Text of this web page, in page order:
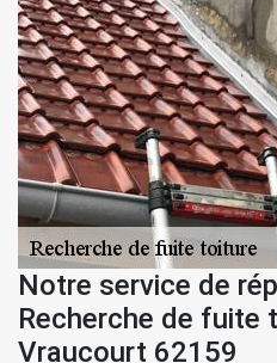
Notre service de
Recherche de fuite
Vraucourt 62159